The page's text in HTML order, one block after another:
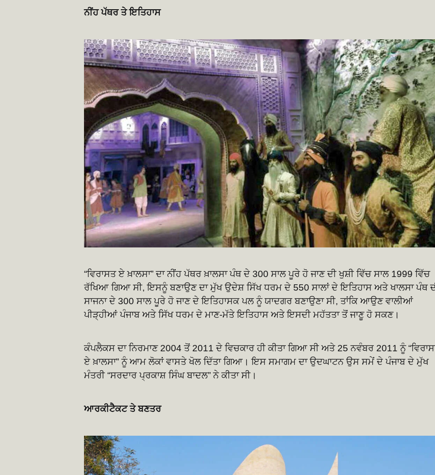
ਨੀਂਹ ਪੱਥਰ ਤੇ ਇਤਿਹਾਸ
“ਵਿਰਾਸਤ ਏ ਖ਼ਾਲਸਾ” ਦਾ ਨੀਂਹ ਪੱਥਰ ਖ਼ਾਲਸਾ ਪੰਥ ਦੇ 300 ਸਾਲ ਪੂਰੇ ਹੋ ਜਾਣ ਦੀ ਖੁਸ਼ੀ ਵਿੱਚ ਸਾਲ 1999 ਵਿੱਚ
ਰੱਖਿਆ ਗਿਆ ਸੀ, ਇਸਨੂੰ ਬਣਾਉਣ ਦਾ ਮੁੱਖ ਉਦੇਸ਼ ਸਿੱਖ ਧਰਮ ਦੇ 550 ਸਾਲਾਂ ਦੇ ਇਤਿਹਾਸ ਅਤੇ ਖਾਲਸਾ ਪੰਥ
ਸਾਜਨਾ ਦੇ 300 ਸਾਲ ਪੂਰੇ ਹੋ ਜਾਣ ਦੇ ਇਤਿਹਾਸਕ ਪਲ ਨੂੰ ਯਾਦਗਰ ਬਣਾਉਣਾ ਸੀ, ਤਾਂਕਿ ਆਉਣ ਵਾਲੀਆਂ
ਪੀੜ੍ਹੀਆਂ ਪੰਜਾਬ ਅਤੇ ਸਿੱਖ ਧਰਮ ਦੇ ਮਾਣ-ਮੱਤੇ ਇਤਿਹਾਸ ਅਤੇ ਇਸਦੀ ਮਹੱਤਤਾ ਤੋਂ ਜਾਣੂ ਹੋ ਸਕਣ।
ਕੰਪਲੈਕਸ ਦਾ ਨਿਰਮਾਣ 2004 ਤੋਂ 2011 ਦੇ ਵਿਚਕਾਰ ਹੀ ਕੀਤਾ ਗਿਆ ਸੀ ਅਤੇ 25 ਨਵੰਬਰ 2011 ਨੂੰ
ਏ ਖ਼ਾਲਸਾ” ਨੂੰ ਆਮ ਲੋਕਾਂ ਵਾਸਤੇ ਖੋਲ ਦਿੱਤਾ ਗਿਆ। ਇਸ ਸਮਾਗਮ ਦਾ ਉਦਘਾਟਨ ਉਸ ਸਮੇਂ ਦੇ ਪੰਜਾਬ ਦੇ ਮੁੱਖ
ਮੰਤਰੀ “ਸਰਦਾਰ ਪ੍ਰਕਾਸ਼ ਸਿੰਘ ਬਾਦਲ” ਨੇ ਕੀਤਾ ਸੀ।
ਆਰਕੀਟੈਕਟ ਤੇ ਬਣਤਰ